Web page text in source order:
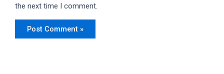
the next time I comment.